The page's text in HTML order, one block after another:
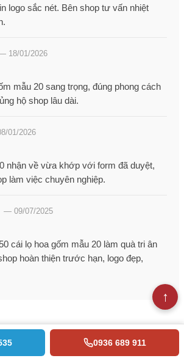
logo sắc nét. Bên shop tư vấn nhiệt
18/01/2026
mẫu 20 sang trọng, đúng phong cách
hộ shop lâu dài.
01/2026
nhận về vừa khớp với form đã duyệt,
làm việc chuyên nghiệp.
— 09/07/2025
cái lọ hoa gốm mẫu 20 làm quà tri ân
hoàn thiện trước hạn, logo đẹp,
Biển Chức Danh,
0936 689 911